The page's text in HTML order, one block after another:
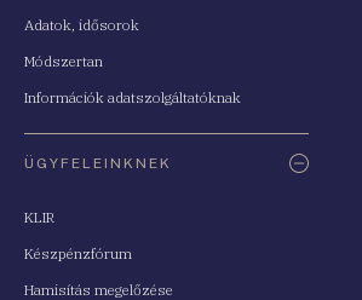
Adatok, idősorok
Módszertan
Információk adatszolgáltatóknak
ÜGYFELEINKNEK
KLIR
Készpénzfórum
Hamisítás megelőzése